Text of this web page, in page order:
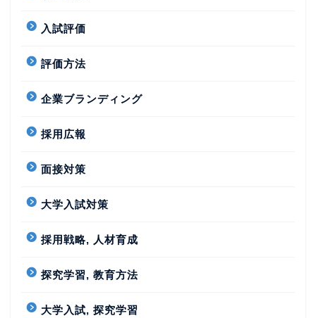
入試評価
評価方法
企業ブランディング
採用広報
面接対策
大学入試対策
採用戦略, 人材育成
探究学習, 教育方法
大学入試, 探究学習